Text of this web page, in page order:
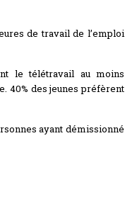
de travail de l’emploi
le télétravail au moins
40% des jeunes préfèrent
ayant démissionné